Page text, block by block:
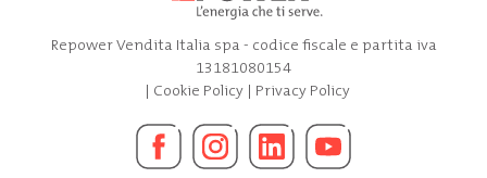
Repower Vendita Italia spa - codice fiscale e partita iva
13181080154
| Cookie Policy| Privacy Policy